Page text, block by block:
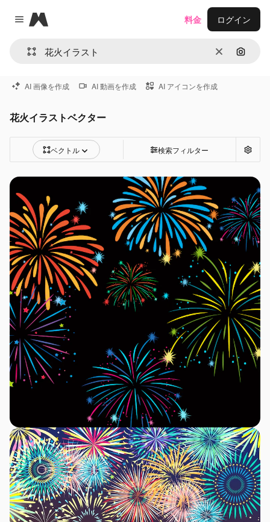
Close menu
Magnific
消去 画像で
料金 ログイン
AI 画像を作成 AI 動画を作成 AI アイコンを作成
花火イラストベクター
ベクトル 検索フィルター